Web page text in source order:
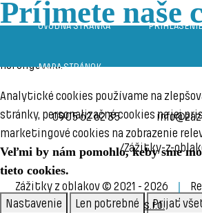
ÚVOD
MAPA
0905 62 62 35
/Zážitky-z-
Zážitky z oblakov © 2021 - 2026
s.r.o.
Príjmete naše
nefungovala.
Analytické cookies používame na
stránky, personalizačné cookies na jej
marketingové cookies na zobrazenie
Veľmi by nám pomohlo, keby sme
tieto cookies.
Nastavenie Len potrebné Prijať